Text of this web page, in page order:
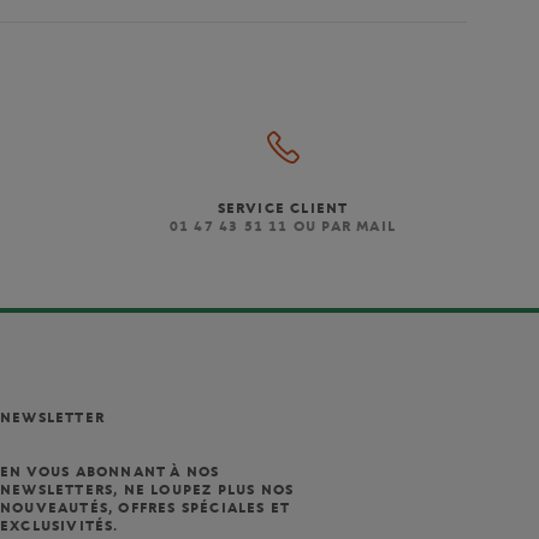
SERVICE CLIENT
01 47 43 51 11 OU PAR MAIL
NEWSLETTER
EN VOUS ABONNANT À NOS
NEWSLETTERS, NE LOUPEZ PLUS NOS
NOUVEAUTÉS, OFFRES SPÉCIALES ET
EXCLUSIVITÉS.